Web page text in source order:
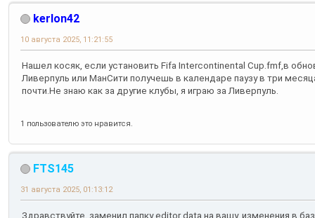
kerlon42
10 августа 2025, 11:21:55
Нашел косяк, если установить Fifa Intercontinental Cup.fmf,в
Ливерпуль или МанСити получешь в календаре паузу в три
почти.Не знаю как за другие клубы, я играю за Ливерпуль.
1 пользователю это нравится.
FTS145
31 августа 2025, 01:13:12
Здравствуйте, заменил папку editor data на вашу, изменения в